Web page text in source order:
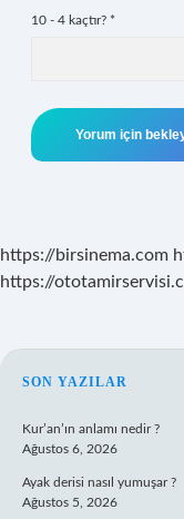
10 - 4 kaçtır? *
https://birsinema.com
https://
SON YAZILAR
Kur’an’ın anlamı nedir ?
Ağustos 6, 2026
Ayak derisi nasıl yumuşar ?
Ağustos 5, 2026